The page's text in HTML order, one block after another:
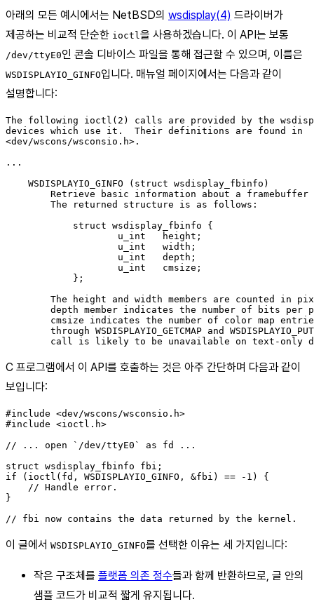
아래의 모든 예시에서는 NetBSD의 wsdisplay(4) 드라이버가
제공하는 비교적 단순한 ioctl 을 사용하겠습니다. 이 API는 보통
/dev/ttyE0인 콘솔 디바이스 파일을 통해 접근할 수 있으며, 이름은
WSDISPLAYIO_GINFO입니다. 매뉴얼 페이지에서는 다음과 같이
설명합니다:
The following ioctl(2) calls are provided by the
devices which use it.  Their definitions are found in
<dev/wscons/wsconsio.h>.
...
    WSDISPLAYIO_GINFO (struct wsdisplay_fbinfo)
Retrieve basic information about a framebuffer
        The returned structure is as follows:
            struct wsdisplay_fbinfo {
                    u_int   height;
                    u_int   width;
                    u_int   depth;
                    u_int   cmsize;
            };
The height and width members are counted in
depth member indicates the number of bits per
cmsize indicates the number of color map
through WSDISPLAYIO_GETCMAP and
C 프로그램에서 이 API를 호출하는 것은 아주 간단하며 다음과 같이
보입니다:
#include <dev/wscons/wsconsio.h>
#include <ioctl.h>
// ... open `/dev/ttyE0` as fd ...
struct wsdisplay_fbinfo fbi;
if (ioctl(fd, WSDISPLAYIO_GINFO, &fbi) == -1) {
    // Handle error.
}
이 글에서 WSDISPLAYIO_GINFO를 선택한 이유는 세 가지입니다:
작은 구조체를 플랫폼 의존 정수들과 함께 반환하므로, 글 안의
샘플 코드가 비교적 짧게 유지됩니다.